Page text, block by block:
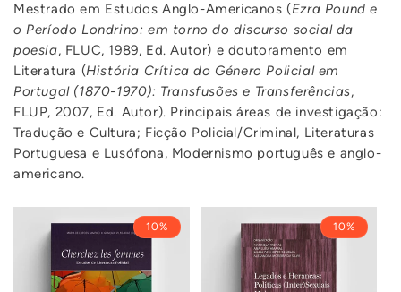
Mestrado em Estudos Anglo-Americanos (Ezra Pound e
o Período Londrino: em torno do discurso social da
poesia, FLUC, 1989, Ed. Autor) e doutoramento em
Literatura (História Crítica do Género Policial em
Portugal (1870-1970): Transfusões e Transferências,
FLUP, 2007, Ed. Autor). Principais áreas de investigação:
Tradução e Cultura; Ficção Policial/Criminal, Literaturas
Portuguesa e Lusófona, Modernismo português e anglo-
americano.
10% 10%